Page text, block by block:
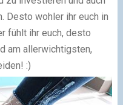
Desto wohler ihr euch in
fühlt ihr euch, desto
am allerwichtigsten,
:)